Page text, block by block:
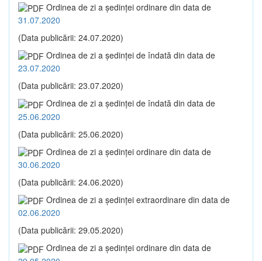
Ordinea de zi a şedinţei ordinare din data de
31.07.2020
(Data publicării: 24.07.2020)
Ordinea de zi a şedinţei de îndată din data de
23.07.2020
(Data publicării: 23.07.2020)
Ordinea de zi a şedinţei de îndată din data de
25.06.2020
(Data publicării: 25.06.2020)
Ordinea de zi a şedinţei ordinare din data de
30.06.2020
(Data publicării: 24.06.2020)
Ordinea de zi a şedinţei extraordinare din data de
02.06.2020
(Data publicării: 29.05.2020)
Ordinea de zi a şedinţei ordinare din data de